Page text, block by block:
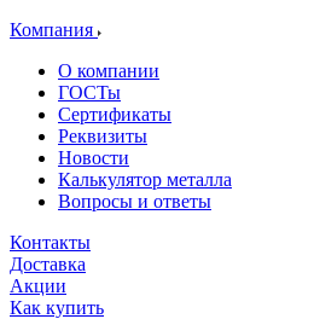
Компания
О компании
ГОСТы
Сертификаты
Реквизиты
Новости
Калькулятор металла
Вопросы и ответы
Контакты
Доставка
Акции
Как купить